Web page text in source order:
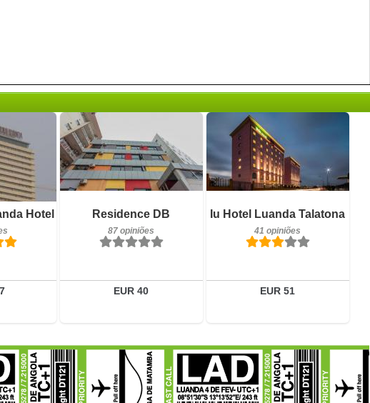
Hotel Residence DB
87 opiniões
EUR 40
87 opiniões
Detalhes
Reservar
Iu Hotel Luanda Talatona
41 opiniões
EUR 51
41 opiniões
Detalhes
Reservar